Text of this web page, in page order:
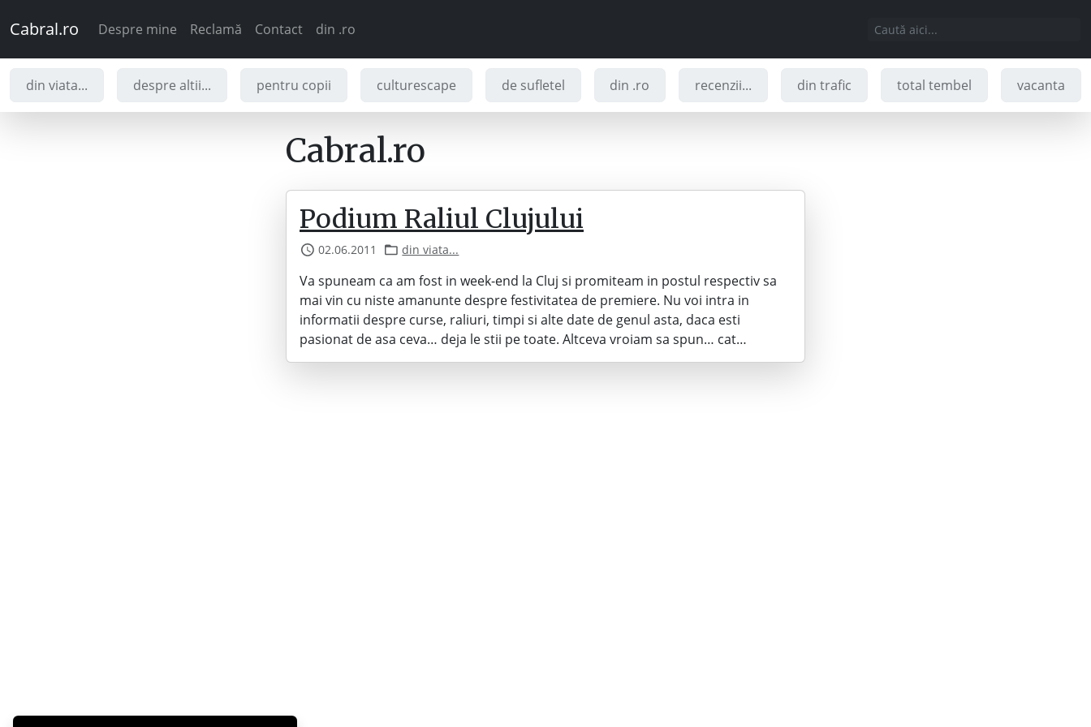
Cabral.ro Despre mine Reclamă Contact din .ro
din viata... despre altii... pentru copii culturescape de sufletel din .ro recenzii... din trafic total tembel vacanta
Cabral.ro
Podium Raliul Clujului
02.06.2011 din viata...
Va spuneam ca am fost in week-end la Cluj si promiteam in postul respectiv sa
mai vin cu niste amanunte despre festivitatea de premiere. Nu voi intra in
informatii despre curse, raliuri, timpi si alte date de genul asta, daca esti
pasionat de asa ceva… deja le stii pe toate. Altceva vroiam sa spun… cat…